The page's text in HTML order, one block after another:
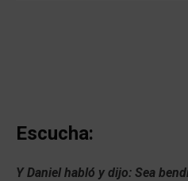
Escucha:
Y Daniel habló y dijo: Sea